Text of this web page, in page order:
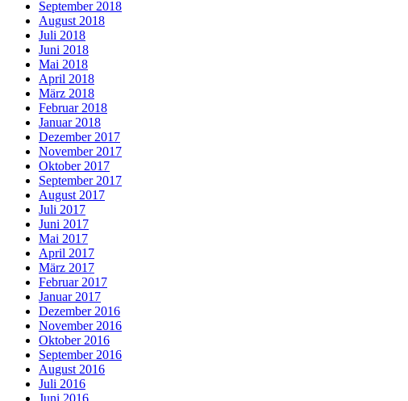
September 2018
August 2018
Juli 2018
Juni 2018
Mai 2018
April 2018
März 2018
Februar 2018
Januar 2018
Dezember 2017
November 2017
Oktober 2017
September 2017
August 2017
Juli 2017
Juni 2017
Mai 2017
April 2017
März 2017
Februar 2017
Januar 2017
Dezember 2016
November 2016
Oktober 2016
September 2016
August 2016
Juli 2016